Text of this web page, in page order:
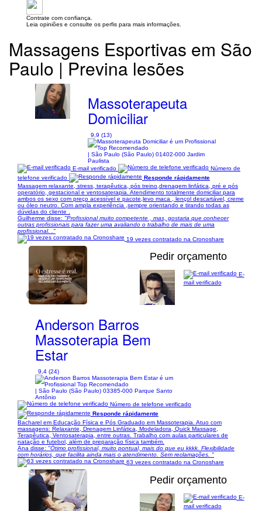
Contrate com confiança.
Leia opiniões e consulte os perfis para mais informações.
Massagens Esportivas em São
Paulo | Previna lesões
Massoterapeuta
Domiciliar
9,9 (13)
| São Paulo (São Paulo) 01402-000 Jardim
Paulista
E-mail verificado
Número de
telefone verificado
Responde rápidamente
Massagem relaxante, stress, terapêutica, pós treino,drenagem linfática, pré e pós
operatório, gestacional e ventosaterapia. Atendimento totalmente domiciliar para
ambos os sexo com preço acessível e pacote,levo maca , lençol descartável, creme
ou óleo neutro. Com ampla experiência ,sempre orientando e tirando todas as
dúvidas do cliente .
Guilherme disse: "Profissional muito competente , mas, gostaria que conhecer
outras profissionais para fazer uma avaliando o trabalho de mais de uma
profissional. ."
19 vezes contratado na Cronoshare
1/4
Pedir orçamento
Anderson Barros
Massoterapia Bem
Estar
9,4 (24)
| São Paulo (São Paulo) 03385-000 Parque Santo
Antônio
E-
mail verificado
Número de telefone verificado
Responde rápidamente
Bacharel em Educação Física e Pós Graduado em Massoterapia. Atuo com
massagens: Relaxante, Drenagem Linfática, Modeladora, Quick Massage,
Terapêutica, Ventosaterapia, entre outras. Trabalho com aulas particulares de
natação e futebol, além de preparação física também.
Ana disse: "Ótimo profissional, muito pontual, mais do que eu kkkk. Flexibilidade
com horários, que facilita ainda mais o atendimento. Sem reclamações. "
63 vezes contratado na Cronoshare
Pedir orçamento
E-
mail verificado